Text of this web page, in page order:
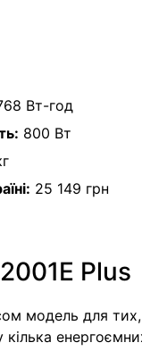
Вт-год
800 Вт
25 149 грн
Plus
модель для
кілька